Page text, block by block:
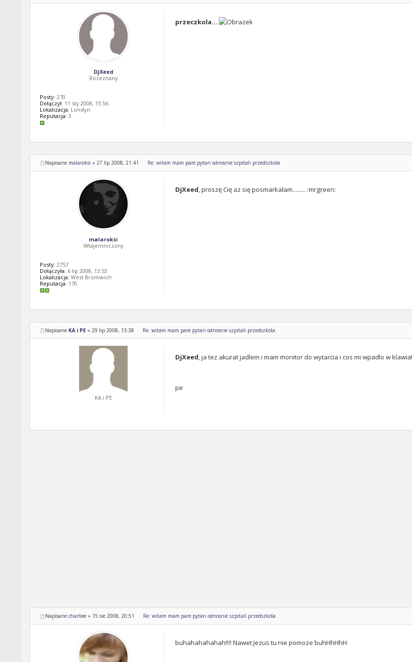
przeczkola...
DjXeed
Rozeznany
Posty: 270
Dołączył: 11 sty 2008, 15:56
Lokalizacja: Londyn
Reputacja: 3
Napisane malaroksi » 27 lip 2008, 21:41 Re: witam mam pare pytan odnosnie szpitali przedszkola
DjXeed, proszę Cię az się posmarkałam......... :mrgreen:
malaroksi
Wtajemniczony
Posty: 2757
Dołączyła: 6 lip 2008, 13:53
Lokalizacja: West Bromwich
Reputacja: 170
Napisane KA i PE » 29 lip 2008, 13:38 Re: witam mam pare pytan odnosnie szpitali przedszkola
DjXeed, ja tez akurat jadlem i mam monitor do wytarcia i cos mi wpadlo w
pe
KA i PE
Napisane charliee » 15 sie 2008, 20:51 Re: witam mam pare pytan odnosnie szpitali przedszkola
buhahahahahah!!!! Nawet Jezus tu nie pomoze buhHhHhH